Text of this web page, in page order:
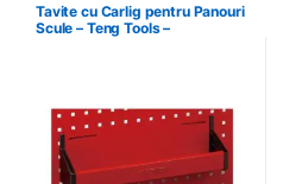
Tavite cu Carlig pentru Panouri
Scule – Teng Tools –